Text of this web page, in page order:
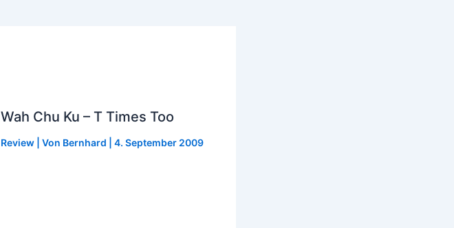
Wah Chu Ku – T Times Too
Review| Von Bernhard 4. September 2009